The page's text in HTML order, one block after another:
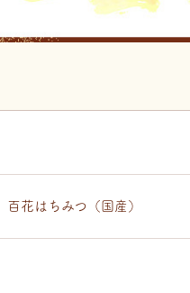
花はちみつ（国産）